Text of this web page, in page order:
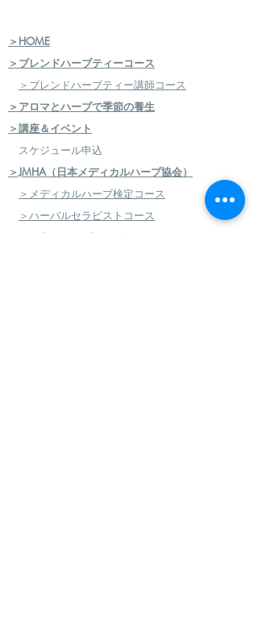
＞HOME
＞ブレンドハーブティーコース
＞ブレンドハーブティー講師コース
＞アロマとハーブで季節の養生
＞講座＆イベント
スケジュール申込
＞JMHA（日本メディカルハーブ協会）
＞メディカルハーブ検定コース
＞ハーバルセラピストコース
＞日本のハーブセラピストコース